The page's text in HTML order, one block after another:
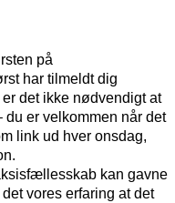
på
har tilmeldt dig
det ikke nødvendigt at
du er velkommen når det
link ud hver onsdag,
kan gavne
vores erfaring at det